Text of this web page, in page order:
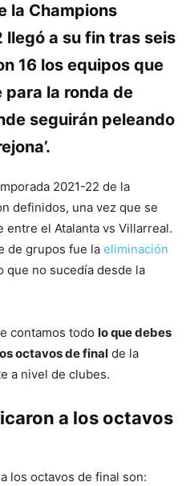
la Champions
llegó a su fin tras seis
16 los equipos que
la ronda de
seguirán peleando
2021-22 de la
definidos, una vez que se
el Atalanta vs Villarreal.
de grupos fue la eliminación
que no sucedía desde la
contamos todo lo que debes
octavos de final de la
a nivel de clubes.
a los octavos
los octavos de final son: